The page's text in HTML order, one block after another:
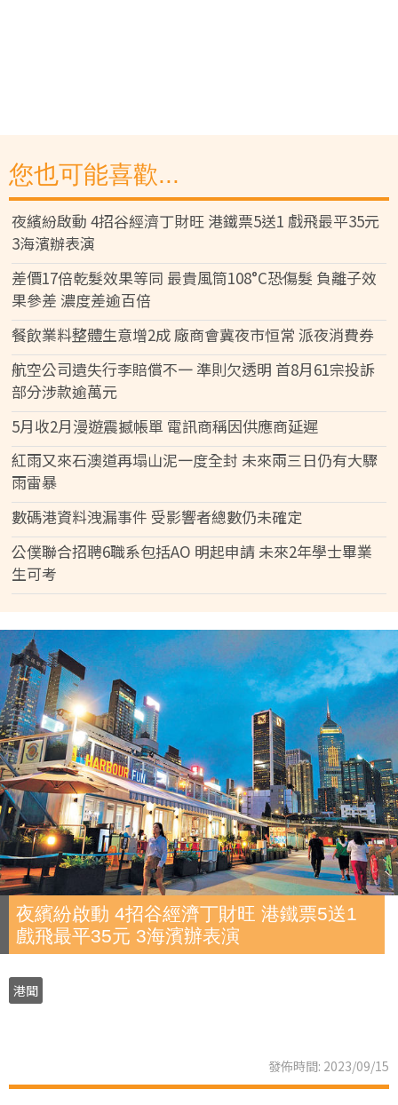
您也可能喜歡...
夜繽紛啟動 4招谷經濟丁財旺 港鐵票5送1 戲飛最平35元
3海濱辦表演
差價17倍乾髮效果等同 最貴風筒108°C恐傷髮 負離子效
果參差 濃度差逾百倍
餐飲業料整體生意增2成 廠商會冀夜市恒常 派夜消費券
航空公司遺失行李賠償不一 準則欠透明 首8月61宗投訴
部分涉款逾萬元
5月收2月漫遊震撼帳單 電訊商稱因供應商延遲
紅雨又來石澳道再塌山泥一度全封 未來兩三日仍有大驟
雨雷暴
數碼港資料洩漏事件 受影響者總數仍未確定
公僕聯合招聘6職系包括AO 明起申請 未來2年學士畢業
生可考
夜繽紛啟動 4招谷經濟丁財旺 港鐵票5送1
戲飛最平35元 3海濱辦表演
港聞
發佈時間: 2023/09/15